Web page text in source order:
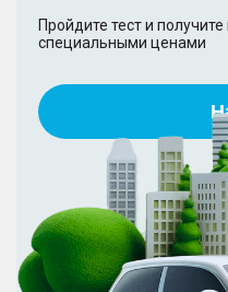
Пройдите тест и
специальными ценами